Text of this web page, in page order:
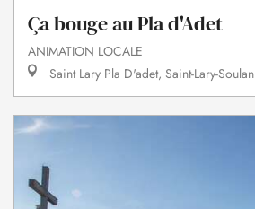
Ça bouge au Pla d'Adet
ANIMATION LOCALE
Saint Lary Pla D'adet, Saint-Lary-Soulan